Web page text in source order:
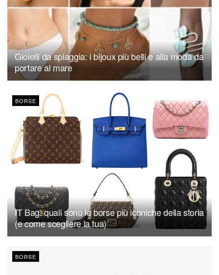
Gioielli da spiaggia: i bijoux più belli e alla moda da
portare al mare
BORSE
IT Bag: quali sono le borse più iconiche della storia
(e come scegliere la tua)
BORSE